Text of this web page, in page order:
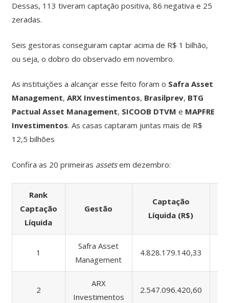
Dessas, 113 tiveram captação positiva, 86 negativa e 25
zeradas.
Seis gestoras conseguiram captar acima de R$ 1 bilhão,
ou seja, o dobro do observado em novembro.
As instituições a alcançar esse feito foram o Safra Asset
Management, ARX Investimentos, Brasilprev, BTG
Pactual Asset Management, SICOOB DTVM e MAPFRE
Investimentos. As casas captaram juntas mais de R$
12,5 bilhões
Confira as 20 primeiras assetsem dezembro:
Rank
Captação
Líquida
Gestão
Captação
Líquida (R$)
1
Safra Asset
Management
4.828.179.140,33
2
ARX
Investimentos
2.547.096.420,60